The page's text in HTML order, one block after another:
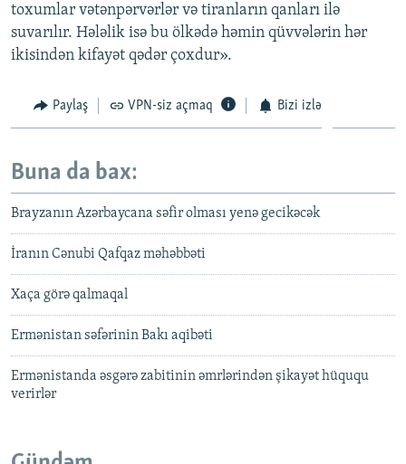
toxumlar vətənpərvərlər və tiranların qanları ilə
suvarılır. Hələlik isə bu ölkədə həmin qüvvələrin hər
ikisindən kifayət qədər çoxdur».
Paylaş VPN-siz açmaq Bizi izlə
Buna da bax:
Brayzanın Azərbaycana səfir olması yenə gecikəcək
İranın Cənubi Qafqaz məhəbbəti
Xaça görə qalmaqal
Ermənistan səfərinin Bakı aqibəti
Ermənistanda əsgərə zabitinin əmrlərindən şikayət hüququ
verirlər